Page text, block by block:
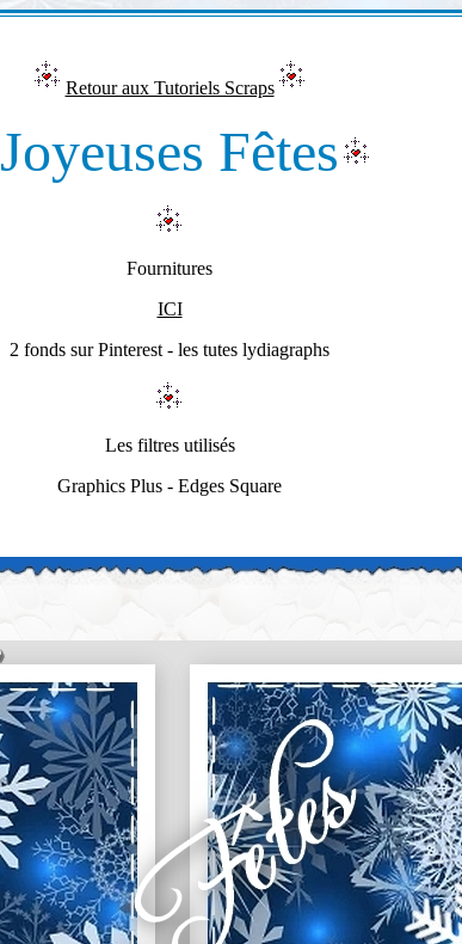
Retour aux Tutoriels Scraps
Joyeuses Fêtes
Fournitures
ICI
2 fonds sur Pinterest - les tutes lydiagraphs
Les filtres utilisés
Graphics Plus - Edges Square